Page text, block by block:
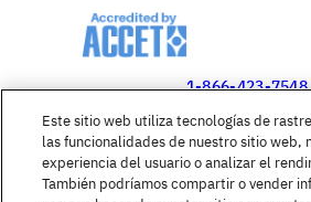
1-866-423-7548
Government
1-866-517-4366
Este sitio web utiliza tecnologías de
las funcionalidades de nuestro sitio web,
experiencia del usuario o analizar el
También podríamos compartir o vender